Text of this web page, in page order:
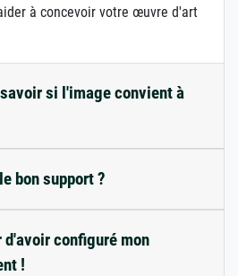
à concevoir votre œuvre d'art
si l'image convient à
bon support ?
configuré mon
!